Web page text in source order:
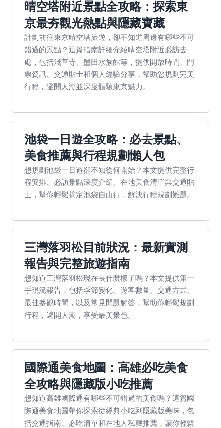
晴空塔附近景點全攻略：探索東
京最夯觀光熱點與隱藏寶藏
計劃前往東京晴空塔旅遊，卻不知道周邊有哪些不可
錯過的景點？這篇指南詳細介紹晴空塔附近必訪去
處，包括淺草寺、墨田水族館等，提供開放時間、門
票資訊、交通貼士和個人經驗分享，幫助您規劃完美
行程，避開人潮並深度體驗東京魅力。
池袋一日遊全攻略：必去景點、
美食推薦與行程規劃懶人包
想規劃池袋一日遊卻不知從何開始？本文提供完整行
程安排、必訪景點深度介紹、在地美食清單與交通貼
士，幫你輕鬆搞定池袋自由行，解決行程規劃難題。
三灣落羽松目前狀況：最新實測
報告與完整旅遊指南
想知道三灣落羽松現在長什麼樣子嗎？本文提供第一
手現況報告，包括季節變化、遊客數量、交通方式、
最佳參觀時間，以及常見問題解答，幫助你輕鬆規劃
行程，避開人潮，享受最美景色。
國際通美食地圖：高雄必吃美食
全攻略與隱藏版小吃推薦
想知道高雄國際通有哪些不可錯過的美食嗎？這篇國
際通美食地圖帶你探索從經典小吃到隱藏版美味，包
括交通指南、必吃清單和在地人私藏推薦，讓你輕鬆